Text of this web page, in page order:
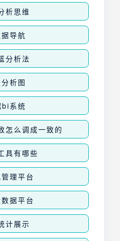
析思维
导航
分析法
析图
bi系统
怎么调成一致的
具有哪些
理平台
据平台
计展示